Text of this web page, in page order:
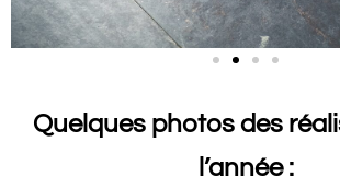
Quelques photos des
l’année :